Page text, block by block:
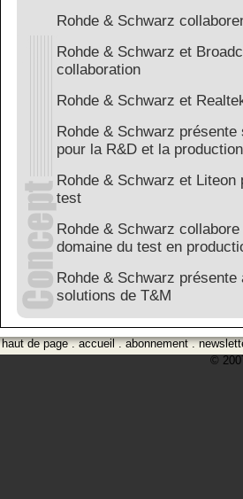
Rohde & Schwarz
Rohde & Schwarz et
collaboration
Rohde & Schwarz et
Rohde & Schwarz
pour la R&D et la production
Rohde & Schwarz et
test
Rohde & Schwarz
domaine du test en
Rohde & Schwarz présente
solutions de T&M
haut de page.accueil.abonnement.
©